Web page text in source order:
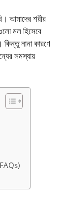
আমাদের শরীর
মল হিসেবে
কিন্তু নানা কারণে
সমস্যায়
(FAQs)